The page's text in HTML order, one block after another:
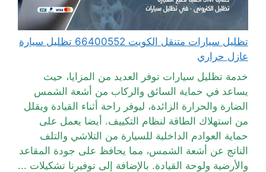
تظليل سيارات متنقل الكويت 66400552 تظليل سيارة
عازل حراري
خدمة تظليل سيارات توفر العديد من المزايا، حيث
يساعد في حماية السائق والركاب من أشعة الشمس
الضارة والحرارة الزائدة، ليوفر راحة أثناء القيادة ويقلل
من استهلاك الطاقة لنظام التكييف. أيضا يعمل على
حماية العوادم الداخلية للسيارة من التلاشي والتلف
الناتج عن أشعة الشمس، مما يحافظ على جودة المقاعد
والأرضية ولوحة القيادة. بالإضافة إلى توفيرنا تشكيلات ...